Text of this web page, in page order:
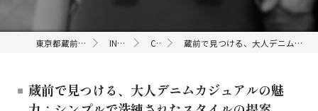
東京都蔵前のセレクトショップならJ's INFORMATION COLUMN 蔵前で見つける、大人デニムカジュアルの魅力：シンプルで洗練されたスタイルの提案
蔵前で見つける、大人デニムカジュアルの魅